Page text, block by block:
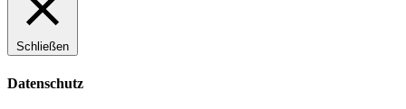
Schließen
Datenschutz